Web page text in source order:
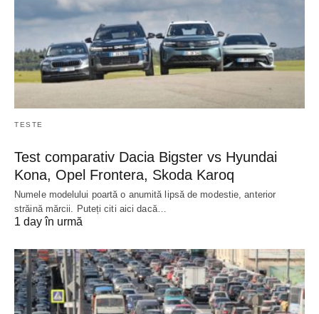
TESTE
Test comparativ Dacia Bigster vs Hyundai
Kona, Opel Frontera, Skoda Karoq
Numele modelului poartă o anumită lipsă de modestie, anterior
străină mărcii. Puteți citi aici dacă…
1 day în urmă